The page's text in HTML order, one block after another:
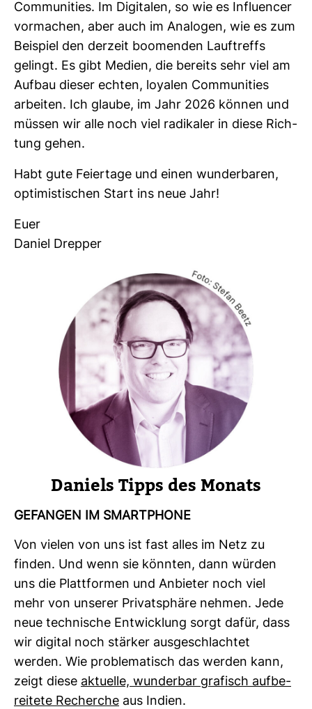
Com­mu­nities. Im Digi­talen, so wie es Influ­encer
vor­ma­chen, aber auch im Ana­logen, wie es zum
Bei­spiel den der­zeit boo­menden Lauf­treffs
gelingt. Es gibt Medien, die bereits sehr viel am
Aufbau dieser echten, loyalen Com­mu­nities
arbeiten. Ich glaube, im Jahr 2026 können und
müssen wir alle noch viel radi­kaler in diese Rich­
tung gehen.
Habt gute Fei­er­tage und einen wun­der­baren,
opti­mis­ti­schen Start ins neue Jahr!
Euer
Daniel Drepper
Daniels Tipps des Monats
GEFANGEN IM SMART­PHONE
Von vielen von uns ist fast alles im Netz zu
finden. Und wenn sie könnten, dann würden
uns die Platt­formen und Anbieter noch viel
mehr von unserer Pri­vat­sphäre nehmen. Jede
neue tech­ni­sche Ent­wick­lung sorgt dafür, dass
wir digital noch stärker aus­ge­schlachtet
werden. Wie pro­ble­ma­tisch das werden kann,
zeigt diese aktu­elle, wun­derbar gra­fisch auf­be­
rei­tete Recherche aus Indien.